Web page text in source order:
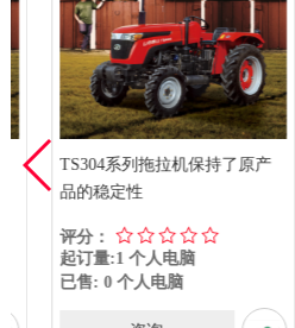
TS304系列拖拉机保持了原产
品的稳定性
评分：
起订量:1 个人电脑
已售: 0 个人电脑